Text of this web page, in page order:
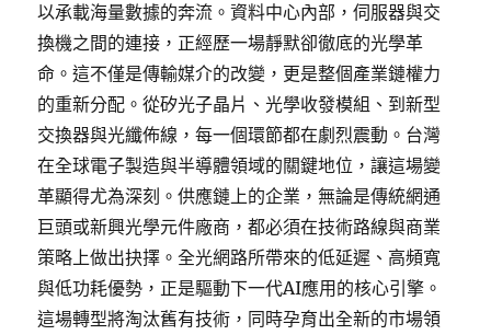
以承載海量數據的奔流。資料中心內部，伺服器與交
換機之間的連接，正經歷一場靜默卻徹底的光學革
命。這不僅是傳輸媒介的改變，更是整個產業鏈權力
的重新分配。從矽光子晶片、光學收發模組、到新型
交換器與光纖佈線，每一個環節都在劇烈震動。台灣
在全球電子製造與半導體領域的關鍵地位，讓這場變
革顯得尤為深刻。供應鏈上的企業，無論是傳統網通
巨頭或新興光學元件廠商，都必須在技術路線與商業
策略上做出抉擇。全光網路所帶來的低延遲、高頻寬
與低功耗優勢，正是驅動下一代AI應用的核心引擎。
這場轉型將淘汰舊有技術，同時孕育出全新的市場領